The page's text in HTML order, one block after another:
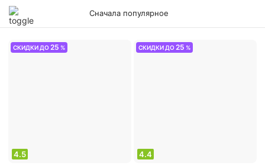
Сначала популярное
СКИДКИ ДО25 %
4.5
СКИДКИ ДО25 %
4.4